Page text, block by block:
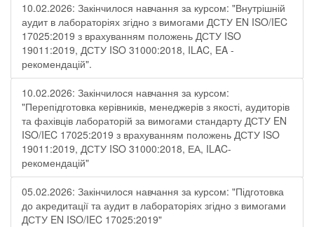
10.02.2026: Закінчилося навчання за курсом: "Внутрішній
аудит в лабораторіях згідно з вимогами ДСТУ EN ISO/IEC
17025:2019 з врахуванням положень ДСТУ ISO
19011:2019, ДСТУ ISO 31000:2018, ILAC, EA -
рекомендацій".
10.02.2026: Закінчилося навчання за курсом:
"Перепідготовка керівників, менеджерів з якості, аудиторів
та фахівців лабораторій за вимогами стандарту ДСТУ EN
ISO/IEC 17025:2019 з врахуванням положень ДСТУ ISO
19011:2019, ДСТУ ISO 31000:2018, ЕА, ILAC-
рекомендацій"
05.02.2026: Закінчилося навчання за курсом: "Підготовка
до акредитації та аудит в лабораторіях згідно з вимогами
ДСТУ EN ISO/IEC 17025:2019"